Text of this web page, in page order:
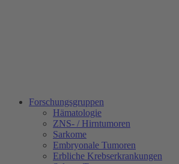
Forschungsgruppen
Hämatologie
ZNS- / Hirntumoren
Sarkome
Embryonale Tumoren
Erbliche Krebserkrankungen